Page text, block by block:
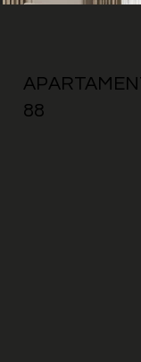
88